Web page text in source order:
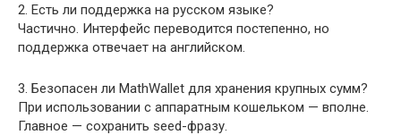
2. Есть ли поддержка на русском языке?
Частично. Интерфейс переводится постепенно, но
поддержка отвечает на английском.
3. Безопасен ли MathWallet для хранения крупных сумм?
При использовании с аппаратным кошельком — вполне.
Главное — сохранить seed-фразу.